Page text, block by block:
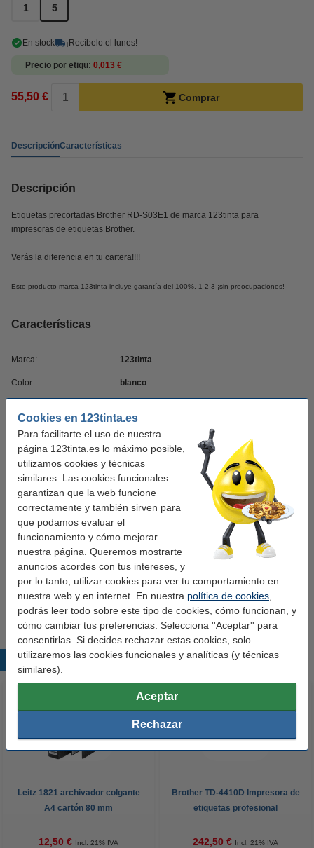
Cookies en 123tinta.es
Para facilitarte el uso de nuestra
página 123tinta.es lo máximo posible,
utilizamos cookies y técnicas
similares. Las cookies funcionales
garantizan que la web funcione
correctamente y también sirven para
que podamos evaluar el
funcionamiento y cómo mejorar
nuestra página. Queremos mostrarte
anuncios acordes con tus intereses, y
por lo tanto, utilizar cookies para ver tu comportamiento en
nuestra web y en internet. En nuestra política de cookies
podrás leer todo sobre este tipo de cookies, cómo funcionan, y
cómo cambiar tus preferencias. Selecciona ''Aceptar'' para
consentirlas. Si decides rechazar estas cookies, solo
utilizaremos las cookies funcionales y analíticas (y técnicas
similares).
Aceptar
Rechazar
1 5
En stock ¡Recíbelo el lunes!
Precio por etiqu 0,013 €
55,50 € Comprar
DescripciónCaracterísticas
Descripción
Etiquetas precortadas Brother RD-S03E1 de marca 123tinta para
impresoras de etiquetas Brother.
Verás la diferencia en tu cartera!!!!
Este producto marca 123tinta incluye garantía del 100%. 1-2-3 ¡sin preocupaciones!
Características
Marca: 123tinta
Color: blanco
Modelo: autoadhesivo
Medidas: 102 x 50 mm (LxAn)
Capacidad: 836 etiquetas
Rollos: 5 rollo
Código EAN: -
650647
Consejo
Le recomendamos que compre estas etiquetas en lugar de las
etiquetas originales.
Productos destacados
Leitz 1821 archivador colgante
A4 cartón 80 mm
12,50 € Incl. 21% IVA
Brother TD-4410D Impresora de
etiquetas profesional
242,50 € Incl. 21% IVA